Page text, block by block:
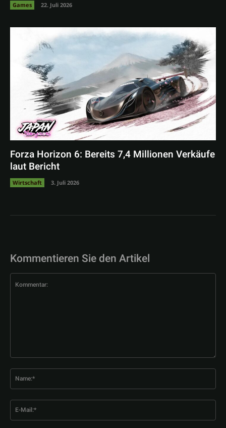
Games 22. Juli 2026
Forza Horizon 6: Bereits 7,4 Millionen Verkäufe
laut Bericht
Wirtschaft 3. Juli 2026
Kommentieren Sie den Artikel